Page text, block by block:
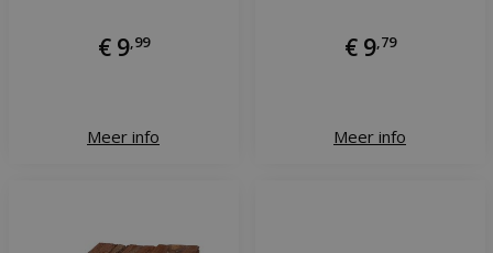
€ 9, 99
Meer info
€ 9, 79
Meer info